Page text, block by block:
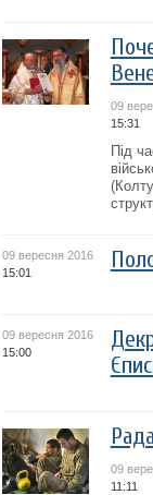
09
15:31
Під
09 вересня 2016
15:01
09 вересня 2016
15:00
09
11:11